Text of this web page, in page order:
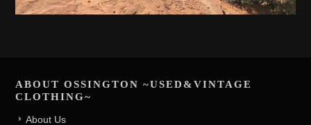
ABOUT OSSINGTON ~USED&VINTAGE
CLOTHING~
About Us